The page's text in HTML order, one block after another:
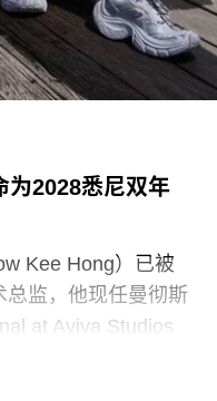
政厅（Säynätsalo
与艾丽莎·阿尔托于
去世后，阿尔瓦
了位于派延奈湖
为2028悉尼双年
Kee Hong）已被
监，他现任曼彻斯
at Aviva Studios